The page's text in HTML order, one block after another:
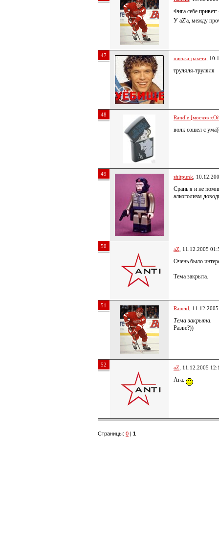
Фига себе
У aZ'a, между
47 писька-ракета ,
труляля-труляля
48 Randle [москов
волк сошел с
49 shitpunk ,
Срань я и не
алкоголизм
50 aZ , 11.12.2005
Очень было
Тема закрыта.
51 Rancid ,
Тема закрыта.
Разве?))
52 aZ , 11.12.2005
Ага.
Страницы: 0 | 1